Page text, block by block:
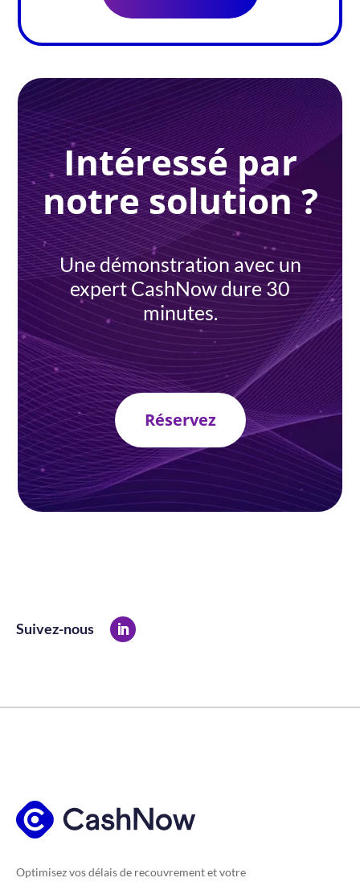
Intéressé par
notre solution ?
Une démonstration avec un
expert CashNow dure 30
minutes.
Réservez
Suivez-nous
Optimisez vos délais de recouvrement et votre